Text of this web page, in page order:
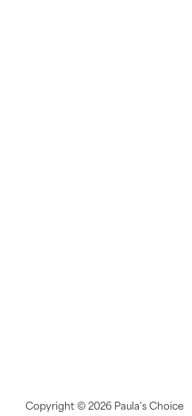
Copyright ©2026 Paula's Choice